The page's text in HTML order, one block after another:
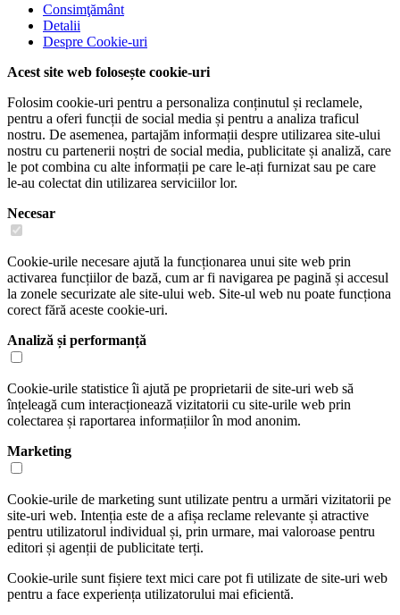
Consimţământ
Detalii
Despre Cookie-uri
Acest site web folosește cookie-uri
Folosim cookie-uri pentru a personaliza conținutul și reclamele,
pentru a oferi funcții de social media și pentru a analiza traficul
nostru. De asemenea, partajăm informații despre utilizarea site-ului
nostru cu partenerii noștri de social media, publicitate și analiză, care
le pot combina cu alte informații pe care le-ați furnizat sau pe care
le-au colectat din utilizarea serviciilor lor.
Necesar
Cookie-urile necesare ajută la funcționarea unui site web prin
activarea funcțiilor de bază, cum ar fi navigarea pe pagină și accesul
la zonele securizate ale site-ului web. Site-ul web nu poate funcționa
corect fără aceste cookie-uri.
Analiză și performanță
Cookie-urile statistice îi ajută pe proprietarii de site-uri web să
înțeleagă cum interacționează vizitatorii cu site-urile web prin
colectarea și raportarea informațiilor în mod anonim.
Marketing
Cookie-urile de marketing sunt utilizate pentru a urmări vizitatorii pe
site-uri web. Intenția este de a afișa reclame relevante și atractive
pentru utilizatorul individual și, prin urmare, mai valoroase pentru
editori și agenții de publicitate terți.
Cookie-urile sunt fișiere text mici care pot fi utilizate de site-uri web
pentru a face experiența utilizatorului mai eficientă.